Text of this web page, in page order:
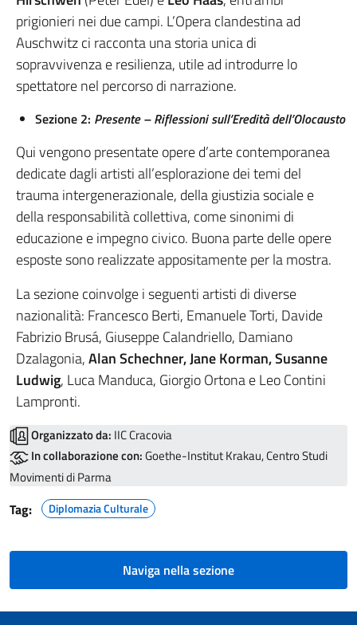
prigionieri nei due campi. L’Opera clandestina ad
Auschwitz ci racconta una storia unica di
sopravvivenza e resilienza, utile ad introdurre lo
spettatore nel percorso di narrazione.
Sezione 2: Presente – Riflessioni sull’Eredità dell’Olocausto
Qui vengono presentate opere d’arte contemporanea
dedicate dagli artisti all’esplorazione dei temi del
trauma intergenerazionale, della giustizia sociale e
della responsabilità collettiva, come sinonimi di
educazione e impegno civico. Buona parte delle opere
esposte sono realizzate appositamente per la mostra.
La sezione coinvolge i seguenti artisti di diverse
nazionalità: Francesco Berti, Emanuele Torti, Davide
Fabrizio Brusá, Giuseppe Calandriello, Damiano
Dzalagonia,Alan Schechner, Jane Korman, Susanne
Ludwig, Luca Manduca, Giorgio Ortona e Leo Contini
Lampronti.
Organizzato da: IIC Cracovia
In collaborazione con:Goethe-Institut Krakau, Centro Studi
Movimenti di Parma
Tag: Diplomazia Culturale
Naviga nella sezione